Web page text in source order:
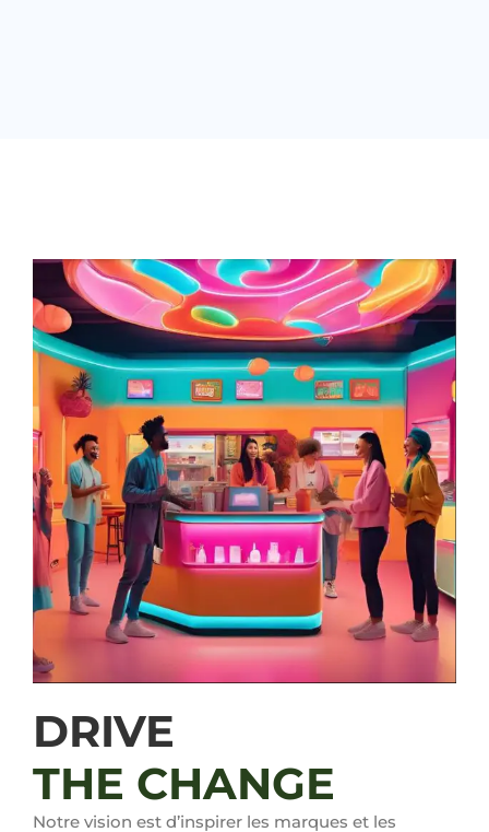
DRIVE
THE CHANGE
Notre vision est d’inspirer les marques et les